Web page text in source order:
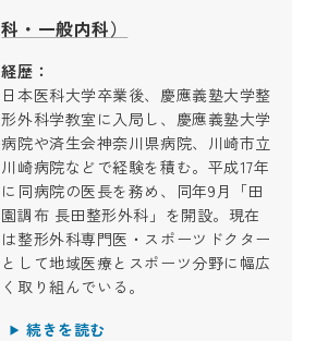
科・一般内科）
経歴：
日本医科大学卒業後、慶應義塾大学整
形外科学教室に入局し、慶應義塾大学
病院や済生会神奈川県病院、川崎市立
川崎病院などで経験を積む。平成17年
に同病院の医長を務め、同年9月「田
園調布 長田整形外科」を開設。現在
は整形外科専門医・スポーツドクター
として地域医療とスポーツ分野に幅広
く取り組んでいる。
続きを読む